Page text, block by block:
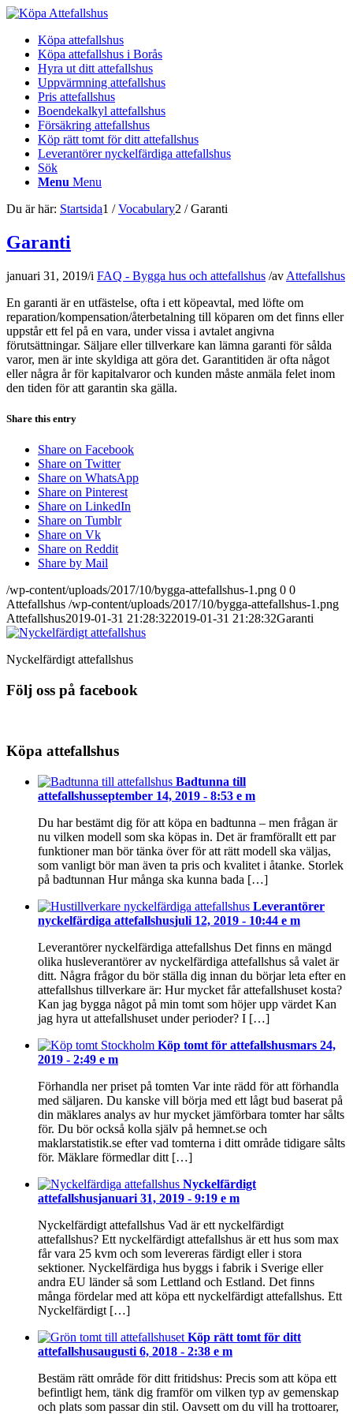
Köpa attefallshus
Köpa attefallshus i Borås
Hyra ut ditt attefallshus
Uppvärmning attefallshus
Pris attefallshus
Boendekalkyl attefallshus
Försäkring attefallshus
Köp rätt tomt för ditt attefallshus
Leverantörer nyckelfärdiga attefallshus
Sök
Menu Menu
Du är här: Startsida1 / Vocabulary2 / Garanti
Garanti
januari 31, 2019/i FAQ - Bygga hus och attefallshus /av Attefallshus
En garanti är en utfästelse, ofta i ett köpeavtal, med löfte om
reparation/kompensation/återbetalning till köparen om det finns eller
uppstår ett fel på en vara, under vissa i avtalet angivna
förutsättningar. Säljare eller tillverkare kan lämna garanti för sålda
varor, men är inte skyldiga att göra det. Garantitiden är ofta något
eller några år för kapitalvaror och kunden måste anmäla felet inom
den tiden för att garantin ska gälla.
Share this entry
Share on Facebook
Share on Twitter
Share on WhatsApp
Share on Pinterest
Share on LinkedIn
Share on Tumblr
Share on Vk
Share on Reddit
Share by Mail
/wp-content/uploads/2017/10/bygga-attefallshus-1.png 0 0
Attefallshus /wp-content/uploads/2017/10/bygga-attefallshus-1.png
Attefallshus2019-01-31 21:28:322019-01-31 21:28:32Garanti
Nyckelfärdigt attefallshus
Följ oss på facebook
Köpa attefallshus
Badtunna till
attefallshusseptember 14, 2019 - 8:53 e m
Du har bestämt dig för att köpa en badtunna – men frågan är
nu vilken modell som ska köpas in. Det är framförallt ett par
funktioner man bör tänka över för att rätt modell ska väljas,
som vanligt bör man även ta pris och kvalitet i åtanke. Storlek
på badtunnan Hur många ska kunna bada […]
Leverantörer
nyckelfärdiga attefallshusjuli 12, 2019 - 10:44 e m
Leverantörer nyckelfärdiga attefallshus Det finns en mängd
olika husleverantörer av nyckelfärdiga attefallshus så valet är
ditt. Några frågor du bör ställa dig innan du börjar leta efter en
attefallshus tillverkare är: Hur mycket får attefallshuset kosta?
Kan jag bygga något på min tomt som höjer upp värdet Kan
jag hyra ut attefallshuset under perioder? I […]
Köp tomt för attefallshusmars 24,
2019 - 2:49 e m
Förhandla ner priset på tomten Var inte rädd för att förhandla
med säljaren. Du kanske vill börja med ett lågt bud baserat på
din mäklares analys av hur mycket jämförbara tomter har sålts
för. Du bör också kolla själv på hemnet.se och
maklarstatistik.se efter vad tomterna i ditt område tidigare sålts
för. Mäklare förmedlar ditt […]
Nyckelfärdigt
attefallshusjanuari 31, 2019 - 9:19 e m
Nyckelfärdigt attefallshus Vad är ett nyckelfärdigt
attefallshus? Ett nyckelfärdigt attefallshus är ett hus som max
får vara 25 kvm och som levereras färdigt eller i stora
sektioner. Nyckelfärdiga hus byggs i fabrik i Sverige eller
andra EU länder så som Lettland och Estland. Det finns
många fördelar med att köpa ett nyckelfärdigt attefallshus. Ett
Nyckelfärdigt […]
Köp rätt tomt för ditt
attefallshusaugusti 6, 2018 - 2:38 e m
Bestäm rätt område för ditt fritidshus: Precis som att köpa ett
befintligt hem, tänk dig framför om vilken typ av gemenskap
och plats som passar din stil. Oavsett om du vill ha trottoarer,